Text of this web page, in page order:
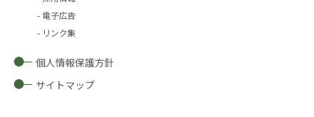
電子広告
リンク集
個人情報保護方針
サイトマップ